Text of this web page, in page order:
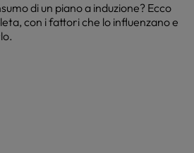
di un piano a induzione? Ecco
con i fattori che lo influenzano e